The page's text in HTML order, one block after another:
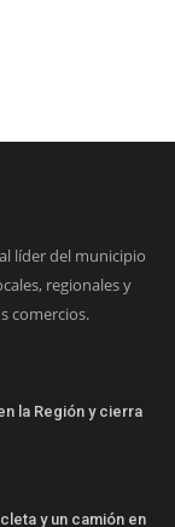
líder del municipio
regionales y
comercios.
la Región y cierra
y un camión en